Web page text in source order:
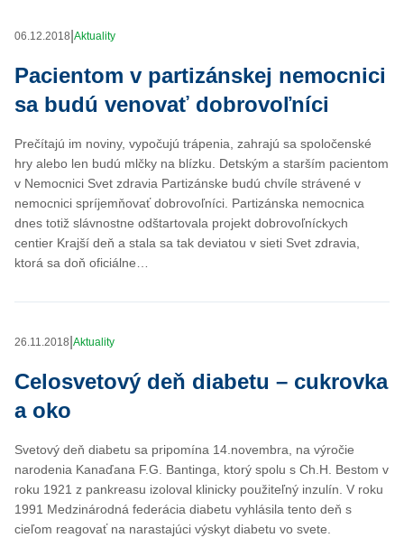
06.12.2018 Aktuality
Pacientom v partizánskej nemocnici
sa budú venovať dobrovoľníci
Prečítajú im noviny, vypočujú trápenia, zahrajú sa spoločenské
hry alebo len budú mlčky na blízku. Detským a starším pacientom
v Nemocnici Svet zdravia Partizánske budú chvíle strávené v
nemocnici spríjemňovať dobrovoľníci. Partizánska nemocnica
dnes totiž slávnostne odštartovala projekt dobrovoľníckych
centier Krajší deň a stala sa tak deviatou v sieti Svet zdravia,
ktorá sa doň oficiálne…
26.11.2018 Aktuality
Celosvetový deň diabetu – cukrovka
a oko
Svetový deň diabetu sa pripomína 14.novembra, na výročie
narodenia Kanaďana F.G. Bantinga, ktorý spolu s Ch.H. Bestom v
roku 1921 z pankreasu izoloval klinicky použiteľný inzulín. V roku
1991 Medzinárodná federácia diabetu vyhlásila tento deň s
cieľom reagovať na narastajúci výskyt diabetu vo svete.